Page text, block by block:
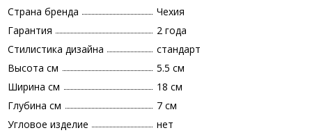
Страна бренда
Чехия
Гарантия
2 года
Стилистика дизайна
стандарт
Высота см
5.5 см
Ширина см
18 см
Глубина см
7 см
Угловое изделие
нет